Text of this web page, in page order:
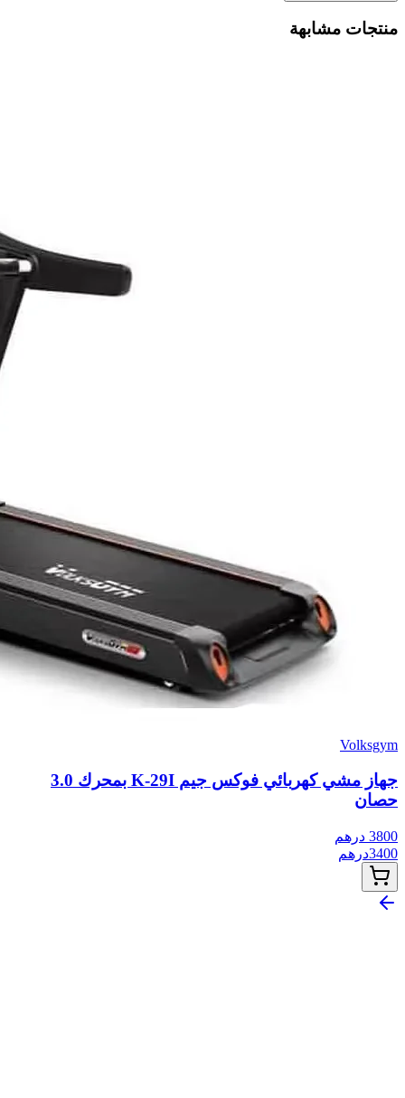
منتجات مشابهة
Volksgym
جهاز مشي كهربائي فوكس جيم K-29I بمحرك 3.0
حصان
3800 درهم
3400درهم